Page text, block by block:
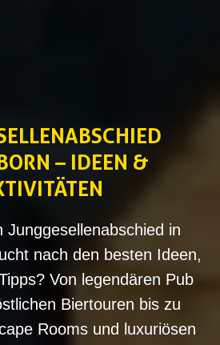
– IDEEN &
Junggesellenabschied in
nach den besten Ideen,
Von legendären Pub
Biertouren bis zu
Rooms und luxuriösen